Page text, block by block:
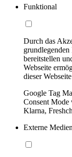
Funktional
Durch das
grundlegenden
bereitstellen
Webseite
dieser
Google Tag
Consent Mode
Klarna,
Externe